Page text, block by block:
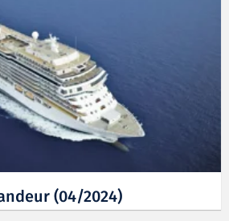
(04/2024)